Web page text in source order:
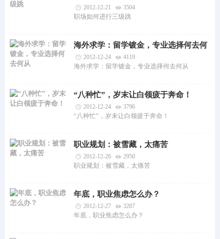
2012-12-21 3504
职场如何进行三级跳
海外求学：留学镀金，专业选择何去何
从 2012-12-24 4119
海外求学：留学镀金，专业选择何去何从
“八种忙”，岁末让白领疲于奔命！
2012-12-24 3796
“八种忙”，岁末让白领疲于奔命！
职业规划：被雪藏，太痛苦
2012-12-26 2950
职业规划：被雪藏，太痛苦
年底，职业焦虑怎么办？
2012-12-27 3287
年底，职业焦虑怎么办？